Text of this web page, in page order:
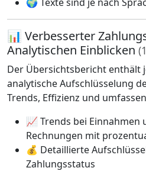
📊 Verbesserter
Analytischen Einblicken
Der Übersichtsbericht enthält
analytische Aufschlüsselung
Trends, Effizienz und
📈 Trends bei Einnahmen
Rechnungen mit
💰 Detaillierte
Zahlungsstatus